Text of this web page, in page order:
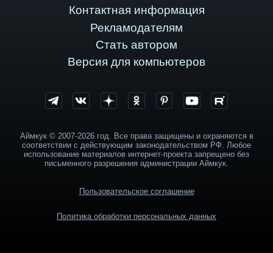
Контактная информация
Рекламодателям
Стать автором
Версия для компьютеров
Аймкук © 2007-2026 год. Все права защищены и охраняются в
соответствии с действующим законодательством РФ. Любое
использование материалов интернет-проекта запрещено без
письменного разрешения администрации Аймкук.
Пользовательское соглашение
Политика обработки персональных данных